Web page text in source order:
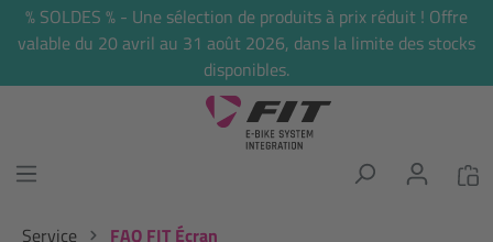
principal
% SOLDES % - Une sélection de produits à prix réduit ! Offre
valable du 20 avril au 31 août 2026, dans la limite des stocks
disponibles.
Service
FAQ FIT Écran